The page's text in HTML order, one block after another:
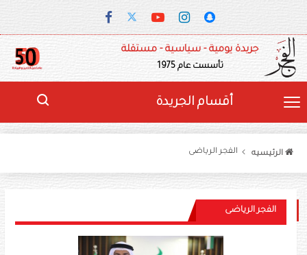
جريدة يومية - سياسية - مستقلة
تأسست عام 1975
أقسام الجريدة
الرئيسيه الفجر الرياضى
الفجر الرياضى